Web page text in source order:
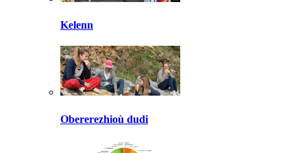
Kelenn
Obererezhioù dudi